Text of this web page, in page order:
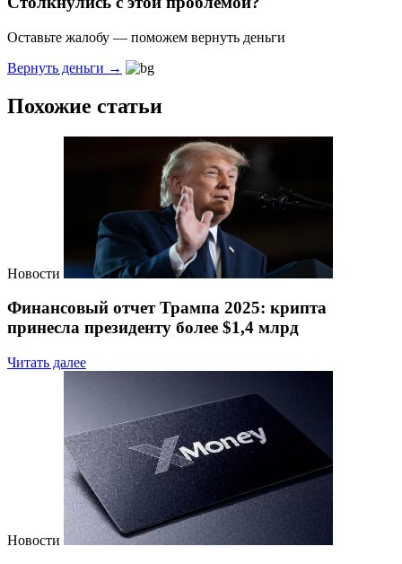
Оставьте жалобу — поможем вернуть деньги
Вернуть деньги →
Похожие статьи
Новости
Финансовый отчет Трампа 2025: крипта
принесла президенту более $1,4 млрд
Читать далее
Новости